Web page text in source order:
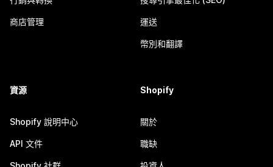
商店管理 運送
幣別和翻譯
資源
Shopify 說明中心
API 文件
Shopify
關於
職缺